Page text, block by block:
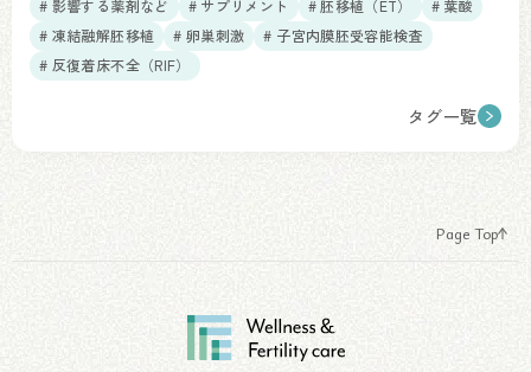
# 影響する薬剤など
# サプリメント # 胚移植（ET）
# 葉酸
# 凍結融解胚移植
# 卵巣刺激
# 子宮内膜胚受容能検査
# 反復着床不全（RIF）
タグ一覧
Page Top